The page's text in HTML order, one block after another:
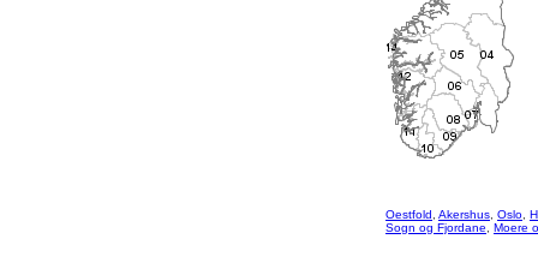
Oestfold Akershus Oslo
Sogn og Fjordane
Moere